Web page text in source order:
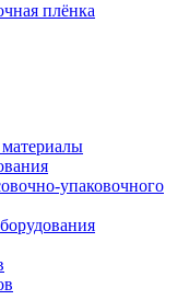
плёнка
упаковочного